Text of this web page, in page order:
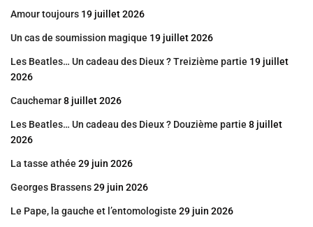
Amour toujours 19 juillet 2026
Un cas de soumission magique 19 juillet 2026
Les Beatles… Un cadeau des Dieux ? Treizième partie 19 juillet
2026
Cauchemar8 juillet 2026
Les Beatles… Un cadeau des Dieux ? Douzième partie 8 juillet
2026
La tasse athée 29 juin 2026
Georges Brassens29 juin 2026
Le Pape, la gauche et l’entomologiste 29 juin 2026